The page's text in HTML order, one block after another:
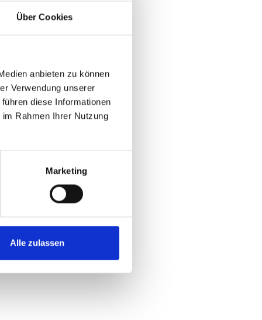
Über Cookies
anbieten zu können
Verwendung unserer
diese Informationen
Rahmen Ihrer Nutzung
Marketing
Alle zulassen
zur Verbesserung der Energieeffizienz und
seiner Anlage. Unser Ziel
und die Leistungsfähigkeit des
zu steigern.